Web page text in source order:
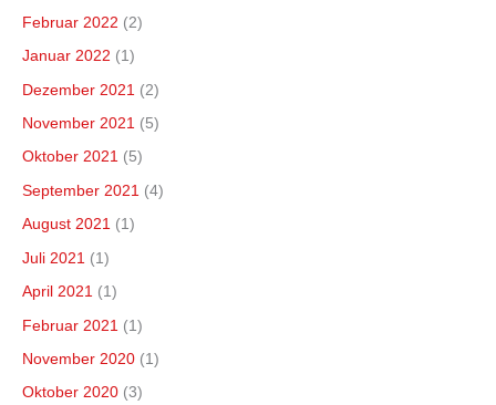
Februar 2022 (2)
Januar 2022 (1)
Dezember 2021 (2)
November 2021 (5)
Oktober 2021 (5)
September 2021 (4)
August 2021 (1)
Juli 2021 (1)
April 2021 (1)
Februar 2021 (1)
November 2020 (1)
Oktober 2020 (3)